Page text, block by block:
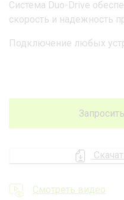
Система Duo-Drive
скорость и надежность
Подключение любых
Смотреть видео